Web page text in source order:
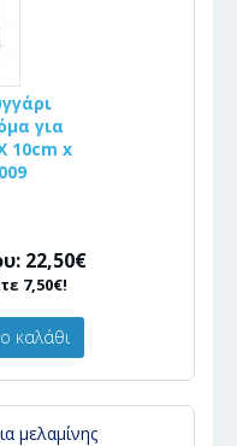
για
10cm x
22,50€
7,50€!
καλάθι
μελαμίνης